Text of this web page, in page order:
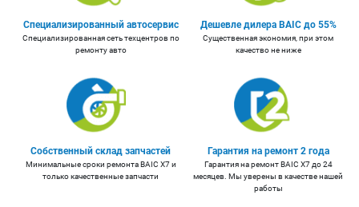
Специализированный автосервис
Специализированная сеть техцентров по
ремонту авто
Дешевле дилера BAIC до 55%
Существенная экономия, при этом
качество не ниже
Собственный склад запчастей
Минимальные сроки ремонта BAIC X7 и
только качественные запчасти
Гарантия на ремонт 2 года
Гарантия на ремонт BAIC X7 до 24
месяцев. Мы уверены в качестве нашей
работы